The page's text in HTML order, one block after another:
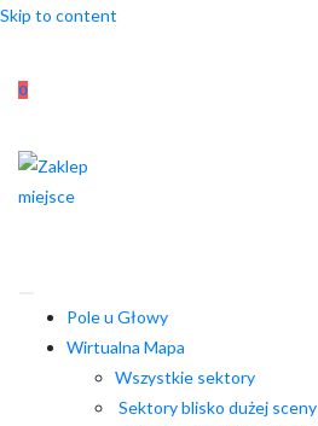
Skip to content
0
Pole u Głowy
Wirtualna Mapa
Wszystkie sektory
Sektory blisko dużej sceny